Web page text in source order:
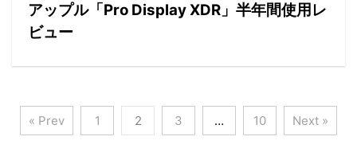
アップル「Pro Display XDR」半年間使用レ
ビュー
« Prev 1 2 3 … 10 Next »